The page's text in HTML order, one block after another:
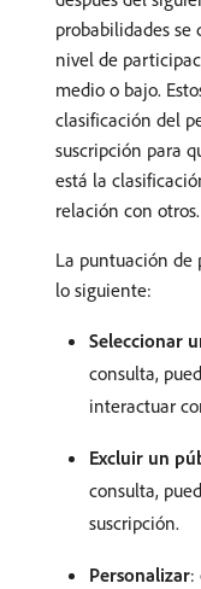
probabilidades se
nivel de
medio o bajo.
clasificación del
suscripción para
está la
relación con otros.
La puntuación
lo siguiente:
Seleccionar
consulta,
interactuar
Excluir un
consulta,
suscripción.
Personalizar: